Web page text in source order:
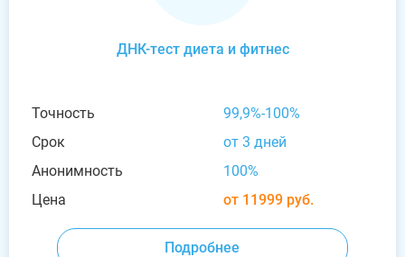
ДНК-тест диета и фитнес
Точность
99,9%-100%
Срок
от 3 дней
Анонимность
100%
Цена
от 11999 руб.
Подробнее